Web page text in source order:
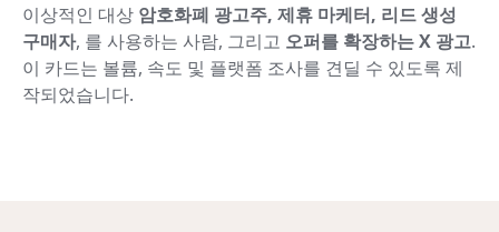
이상적인 대상 암호화폐 광고주, 제휴 마케터, 리드 생성
구매자, 를 사용하는 사람, 그리고 오퍼를 확장하는 X 광고.
이 카드는 볼륨, 속도 및 플랫폼 조사를 견딜 수 있도록 제
작되었습니다.